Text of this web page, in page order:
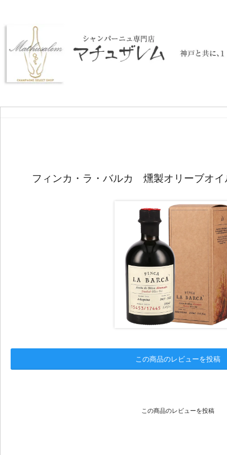
フィンカ・ラ・バルカ 燻製オリーブオ
この商品のレビューを投稿
この商品のレビューを投稿